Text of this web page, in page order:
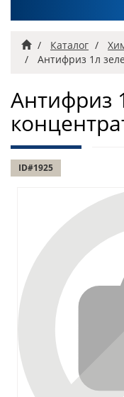
ГлавнаяКаталог
Антифриз 1л
Антифриз
ID#1925